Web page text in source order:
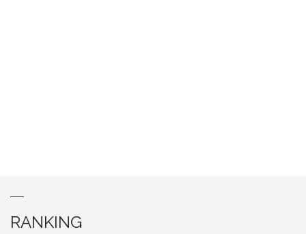
RANKING